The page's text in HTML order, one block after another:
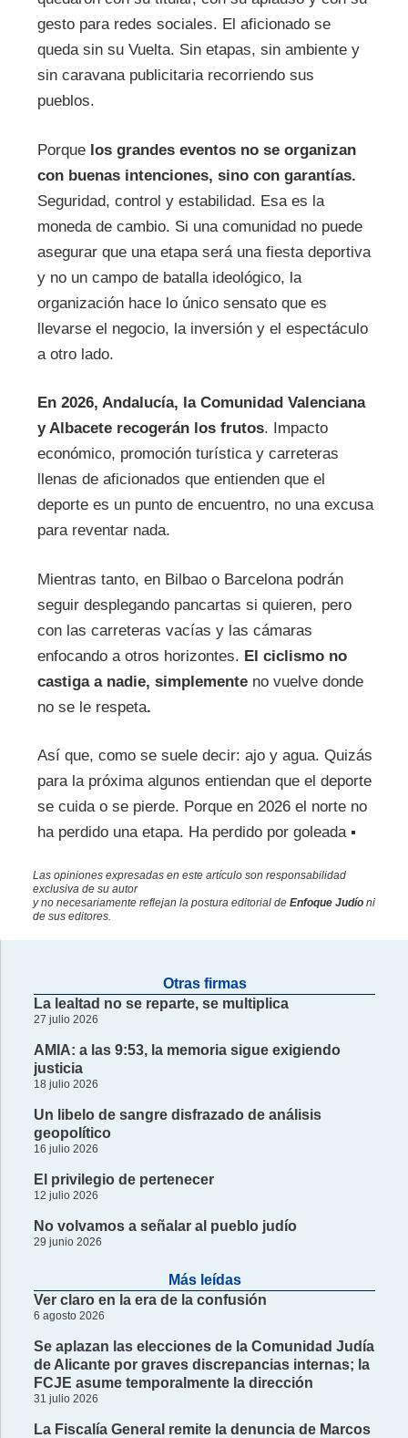
gesto para redes sociales. El aficionado se
queda sin su Vuelta. Sin etapas, sin ambiente y
sin caravana publicitaria recorriendo sus
pueblos.
Porque los grandes eventos no se organizan
con buenas intenciones, sino con garantías.
Seguridad, control y estabilidad. Esa es la
moneda de cambio. Si una comunidad no puede
asegurar que una etapa será una fiesta deportiva
y no un campo de batalla ideológico, la
organización hace lo único sensato que es
llevarse el negocio, la inversión y el espectáculo
a otro lado.
En 2026, Andalucía, la Comunidad Valenciana
y Albacete recogerán los frutos. Impacto
económico, promoción turística y carreteras
llenas de aficionados que entienden que el
deporte es un punto de encuentro, no una excusa
para reventar nada.
Mientras tanto, en Bilbao o Barcelona podrán
seguir desplegando pancartas si quieren, pero
con las carreteras vacías y las cámaras
enfocando a otros horizontes. El ciclismo no
castiga a nadie, simplemente no vuelve donde
no se le respeta.
Así que, como se suele decir: ajo y agua. Quizás
para la próxima algunos entiendan que el deporte
se cuida o se pierde. Porque en 2026 el norte no
ha perdido una etapa. Ha perdido por goleada ▪
Las opiniones expresadas en este artículo son responsabilidad
exclusiva de su autor
y no necesariamente reflejan la postura editorial de Enfoque Judíoni
de sus editores.
Otras firmas
La lealtad no se reparte, se multiplica
27 julio 2026
AMIA: a las 9:53, la memoria sigue exigiendo
justicia
18 julio 2026
Un libelo de sangre disfrazado de análisis
geopolítico
16 julio 2026
El privilegio de pertenecer
12 julio 2026
No volvamos a señalar al pueblo judío
29 junio 2026
Más leídas
Ver claro en la era de la confusión
6 agosto 2026
Se aplazan las elecciones de la Comunidad Judía
de Alicante por graves discrepancias internas; la
FCJE asume temporalmente la dirección
31 julio 2026
La Fiscalía General remite la denuncia de Marcos